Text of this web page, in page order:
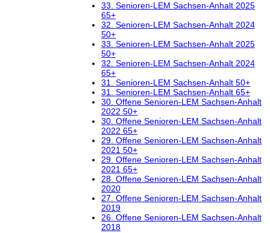
33. Senioren-LEM Sachsen-Anhalt 2025
65+
32. Senioren-LEM Sachsen-Anhalt 2024
50+
33. Senioren-LEM Sachsen-Anhalt 2025
50+
32. Senioren-LEM Sachsen-Anhalt 2024
65+
31. Senioren-LEM Sachsen-Anhalt 50+
31. Senioren-LEM Sachsen-Anhalt 65+
30. Offene Senioren-LEM Sachsen-Anhalt
2022 50+
30. Offene Senioren-LEM Sachsen-Anhalt
2022 65+
29. Offene Senioren-LEM Sachsen-Anhalt
2021 50+
29. Offene Senioren-LEM Sachsen-Anhalt
2021 65+
28. Offene Senioren-LEM Sachsen-Anhalt
2020
27. Offene Senioren-LEM Sachsen-Anhalt
2019
26. Offene Senioren-LEM Sachsen-Anhalt
2018